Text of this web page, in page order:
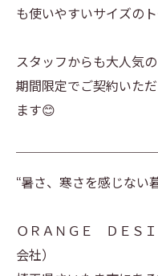
も使いやすいサイズの
スタッフからも大人気の
期間限定でご契約いた
ます😊
￣￣￣￣￣￣￣￣￣￣
“暑さ、寒さを感じない
ＯＲＡＮＧＥ ＤＥＳ
会社）